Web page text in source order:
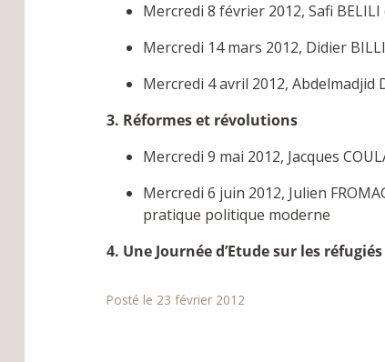
Mercredi 8 février 2012, Safi
Mercredi 14 mars 2012, Didier
Mercredi 4 avril 2012, Abdelmadjid
3. Réformes et révolutions
Mercredi 9 mai 2012, Jacques
Mercredi 6 juin 2012, Julien
pratique politique moderne
4. Une Journée d’Etude sur les
Posté le 23 février 2012